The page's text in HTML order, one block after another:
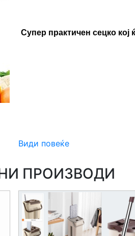
Супер практичен сецко кој
Предности при
Види повеќе
ПРОИЗВОДИ